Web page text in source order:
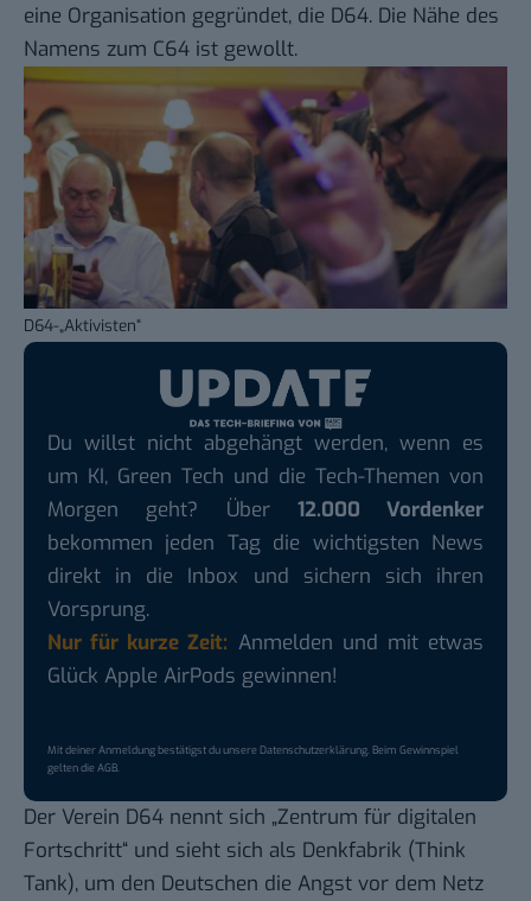
eine Organisation gegründet, die D64. Die Nähe des
Namens zum C64 ist gewollt.
D64-„Aktivisten“
Du willst nicht abgehängt werden, wenn es
um KI, Green Tech und die Tech-Themen von
Morgen geht? Über 12.000 Vordenker
bekommen jeden Tag die wichtigsten News
direkt in die Inbox und sichern sich ihren
Vorsprung.
Nur für kurze Zeit: Anmelden und mit etwas
Glück Apple AirPods gewinnen!
Mit deiner Anmeldung bestätigst du unsereDatenschutzerklärung. Beim Gewinnspiel
gelten dieAGB.
Der Verein D64 nennt sich „Zentrum für digitalen
Fortschritt“ und sieht sich als Denkfabrik (Think
Tank), um den Deutschen die Angst vor dem Netz